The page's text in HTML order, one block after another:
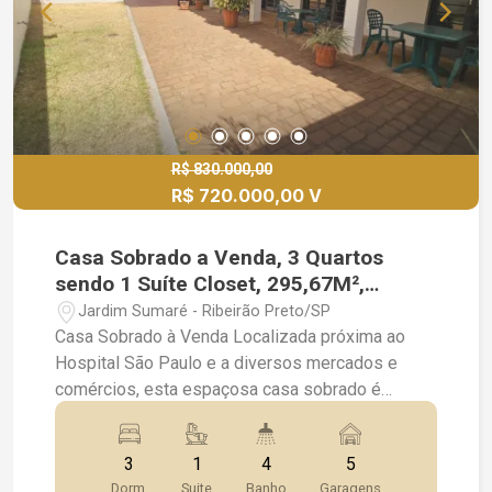
R$ 830.000,00
R$ 720.000,00 V
Casa Sobrado a Venda, 3 Quartos
sendo 1 Suíte Closet, 295,67M²,
Jardim Sumaré
Jardim Sumaré - Ribeirão Preto/SP
Casa Sobrado à Venda Localizada próxima ao
Hospital São Paulo e a diversos mercados e
comércios, esta espaçosa casa sobrado é
perfeita para quem busca conforto e praticidade.
Características: Quartos: 3 amplos quartos, sendo
1 suíte com closet, ideal para quem valoriza
3
Dorm.
1
Suite
4
Banho
5
Garagens